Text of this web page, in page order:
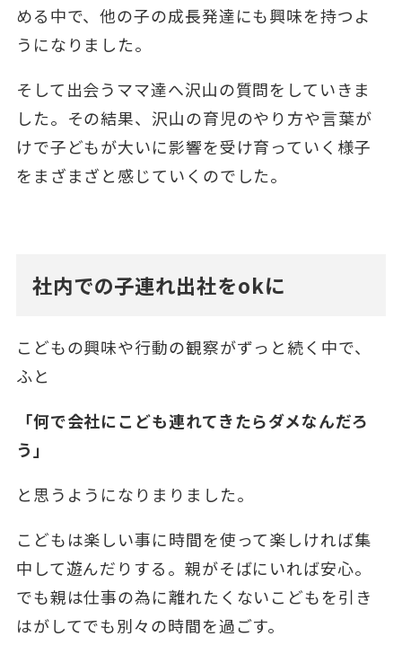
める中で、他の子の成長発達にも興味を持つよ
うになりました。
そして出会うママ達へ沢山の質問をしていきま
した。その結果、沢山の育児のやり方や言葉が
けで子どもが大いに影響を受け育っていく様子
をまざまざと感じていくのでした。
社内での子連れ出社をokに
こどもの興味や行動の観察がずっと続く中で、
ふと
「何で会社にこども連れてきたらダメなんだろ
う」
と思うようになりまりました。
こどもは楽しい事に時間を使って楽しければ集
中して遊んだりする。親がそばにいれば安心。
でも親は仕事の為に離れたくないこどもを引き
はがしてでも別々の時間を過ごす。